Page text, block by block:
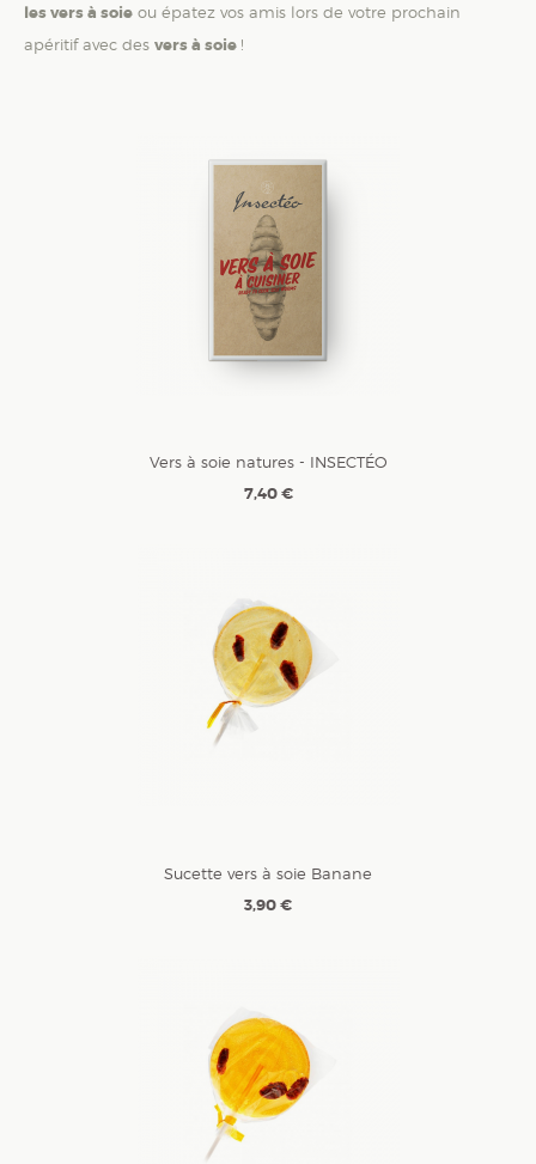
les vers à soie ou épatez vos amis lors de votre prochain
apéritif avec des vers à soie !
Vers à soie natures - INSECTÉO
7,40 €
Sucette vers à soie Banane
3,90 €